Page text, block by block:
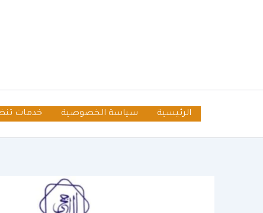
الرئيسية سياسة الخصوصية خدمات